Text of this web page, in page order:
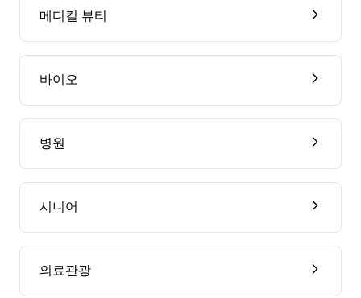
메디컬 뷰티
바이오
병원
시니어
의료관광